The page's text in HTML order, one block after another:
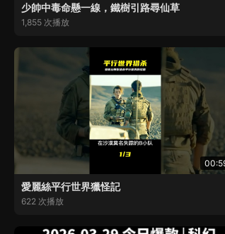
少帥中毒命懸一線，鐵樹引路尋仙草
1,855 次播放
愛麗絲平行世界獵怪記
622 次播放